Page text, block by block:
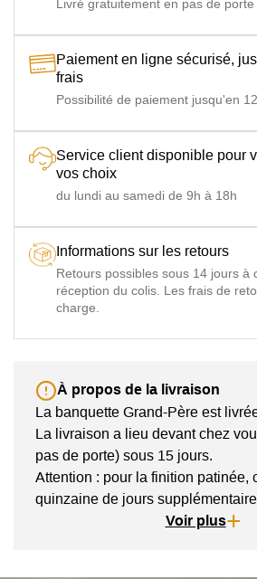
Livré gratuitement en pas de
Paiement en ligne sécurisé,
frais
Possibilité de paiement jusqu'en
Service client disponible pour
vos choix
du lundi au samedi de 9h à 18h
Informations sur les retours
Retours possibles sous 14 jours à
réception du colis. Les frais de
charge.
À propos de la livraison
La banquette Grand-Père est
La livraison a lieu devant chez
pas de porte) sous 15 jours.
Attention : pour la finition patinée,
quinzaine de jours
l'application de la patine à la
Voir plus